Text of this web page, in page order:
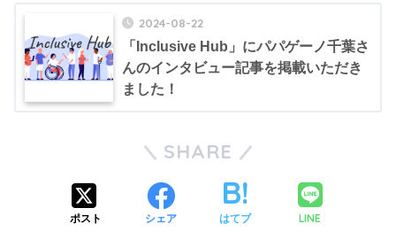
2024-08-22
「Inclusive Hub」にパパゲーノ千葉さ
んのインタビュー記事を掲載いただき
ました！
SHARE
ポスト シェア はてブ LINE